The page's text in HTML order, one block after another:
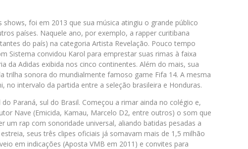
foi em 2013 que sua música atingiu o grande público
países. Naquele ano, por exemplo, a rapper curitibana
do país) na categoria Artista Revelação. Pouco tempo
Sistema convidou Karol para emprestar suas rimas à faixa
da Adidas exibida nos cinco continentes. Além do mais, sua
trilha sonora do mundialmente famoso game Fifa 14. A mesma
no intervalo da partida entre a seleção brasileira e Honduras.
Paraná, sul do Brasil. Começou a rimar ainda no colégio e,
Nave (Emicida, Kamau, Marcelo D2, entre outros) o som que
rap com sonoridade universal, aliando batidas pesadas a
seus três clipes oficiais já somavam mais de 1,5 milhão
em indicações (Aposta VMB em 2011) e convites para